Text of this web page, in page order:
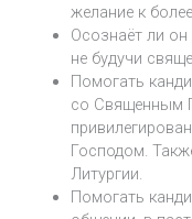
желание к
Осознаёт ли
не будучи
Помогать
со Священным
Господом.
Литургии.
Помогать